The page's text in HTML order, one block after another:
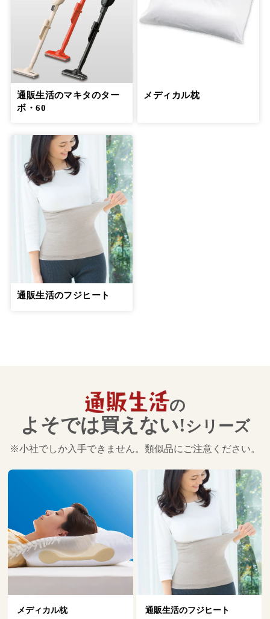
通販生活のマキタのター
ボ・60
メディカル枕
通販生活のフジヒート
の
よそでは買えない!シリーズ
※小社でしか入手できません。類似品にご注意ください。
メディカル枕 通販生活のフジヒート